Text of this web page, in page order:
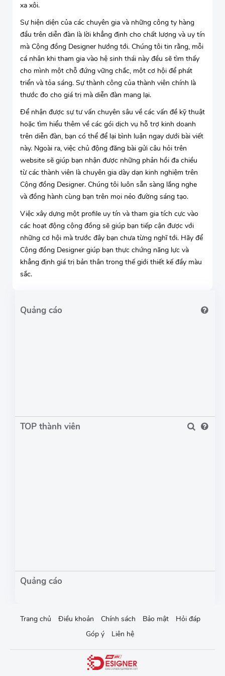
xa xôi.
Sự hiện diện của các chuyên gia và những công ty hàng
đầu trên diễn đàn là lời khẳng định cho chất lượng và uy tín
mà Cộng đồng Designer hướng tới. Chúng tôi tin rằng, mỗi
cá nhân khi tham gia vào hệ sinh thái này đều sẽ tìm thấy
cho mình một chỗ đứng vững chắc, một cơ hội để phát
triển và tỏa sáng. Sự thành công của thành viên chính là
thước đo cho giá trị mà diễn đàn mang lại.
Để nhận được sự tư vấn chuyên sâu về các vấn đề kỹ thuật
hoặc tìm hiểu thêm về các gói dịch vụ hỗ trợ kinh doanh
trên diễn đàn, bạn có thể để lại bình luận ngay dưới bài viết
này. Ngoài ra, việc chủ động đăng bài gửi câu hỏi trên
website sẽ giúp bạn nhận được những phản hồi đa chiều
từ các thành viên là chuyên gia dày dạn kinh nghiệm trên
Cộng đồng Designer. Chúng tôi luôn sẵn sàng lắng nghe
và đồng hành cùng bạn trên mọi nẻo đường sáng tạo.
Việc xây dựng một profile uy tín và tham gia tích cực vào
các hoạt động cộng đồng sẽ giúp bạn tiếp cận được với
những cơ hội mà trước đây bạn chưa từng nghĩ tới. Hãy để
Cộng đồng Designer giúp bạn thực chứng năng lực và
khẳng định giá trị bản thân trong thế giới thiết kế đầy màu
sắc.
TOP thành viên
Trang chủ Điều khoản Chính sách Bảo mật
Hỏi đáp
Góp ý
Liên hệ